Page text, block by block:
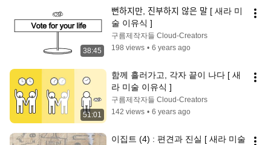
38:45
뻔하지만, 진부하지 않은 말 [ 새라 미
술 이유식 ]
구름제작자들 Cloud-Creators
198 views • 6 years ago
51:01
함께 흘러가고, 각자 끝이 나다 [ 새
라 미술 이유식 ]
구름제작자들 Cloud-Creators
142 views • 6 years ago
이집트 (4) : 편견과 진실 [ 새라 미술